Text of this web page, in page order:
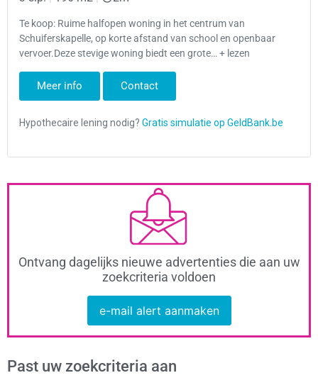
Te koop: Ruime halfopen woning in het centrum van
Schuiferskapelle, op korte afstand van school en openbaar
vervoer.Deze stevige woning biedt een grote… + lezen
Meer info Contact
Ontvang dagelijks nieuwe advertenties die aan uw
zoekcriteria voldoen
e-mail alert aanmaken
Past uw zoekcriteria aan